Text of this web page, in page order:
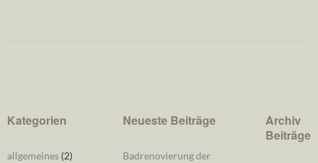
Kategorien
allgemeines (2)
Neueste Beiträge
Badrenovierung der
Archiv
Beiträge